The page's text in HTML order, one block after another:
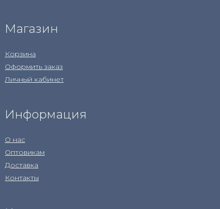
Магазин
Корзина
Оформить заказ
Личный кабинет
Информация
О нас
Оптовикам
Доставка
Контакты